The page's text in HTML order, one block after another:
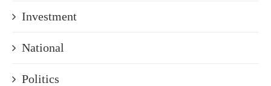
Investment
National
Politics